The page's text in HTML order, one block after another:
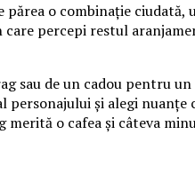
o combinație
percepi restul
sau de un cadou pentru
și alegi
o cafea și câteva